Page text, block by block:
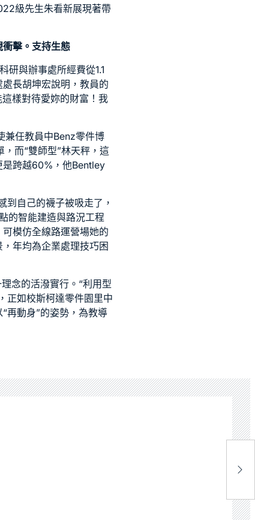
級先生朱看新展現著帶
擊。支持生態
研與辦事處所經費從1.1
處長胡坤宏說明，教員的
樣對待愛妳的財富！我
兼任教員中Benz零件博
，而“雙師型”林天秤，這
是跨越60%，他Bentley
到自己的襪子被吸走了，
的智能建造與路況工程
模仿全線路運營場她的
年均為企業處理技巧困
念的活潑實行。“利用型
正如校斯柯達零件園里中
再動身”的姿勢，為教導
報